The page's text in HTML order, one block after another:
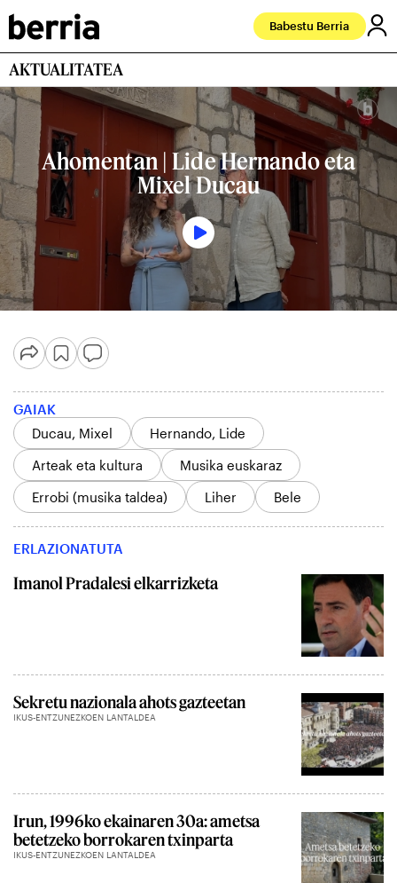
Babestu Berria
AKTUALITATEA
Ahomentan | Lide Hernando eta
Mixel Ducau
GAIAK
Ducau, Mixel
Hernando, Lide
Arteak eta kultura
Musika euskaraz
Errobi (musika taldea)
Liher Bele
ERLAZIONATUTA
Imanol Pradalesi elkarrizketa
Sekretu nazionala ahots gazteetan
IKUS-ENTZUNEZKOEN LANTALDEA
Irun, 1996ko ekainaren 30a: ametsa
betetzeko borrokaren txinparta
IKUS-ENTZUNEZKOEN LANTALDEA